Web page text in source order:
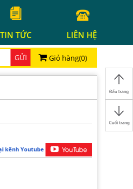
TIN TỨC LIÊN HỆ
GỬI Giỏ hàng(0)
kênh Youtube